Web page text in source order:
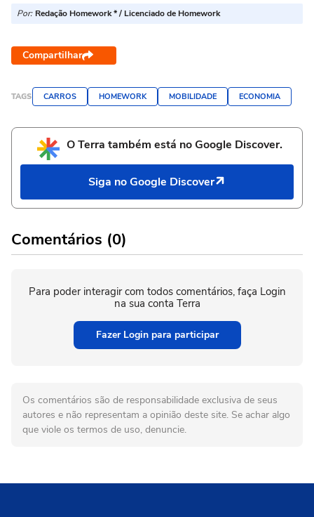
Por: Redação Homework * / Licenciado de Homework
Compartilhar
TAGS CARROS HOMEWORK MOBILIDADE ECONOMIA
O Terra também está no Google Discover.
Siga no Google Discover
Comentários (0)
Para poder interagir com todos comentários, faça Login
na sua conta Terra
Fazer Login para participar
Os comentários são de responsabilidade exclusiva de seus
autores e não representam a opinião deste site. Se achar algo
que viole os termos de uso, denuncie.